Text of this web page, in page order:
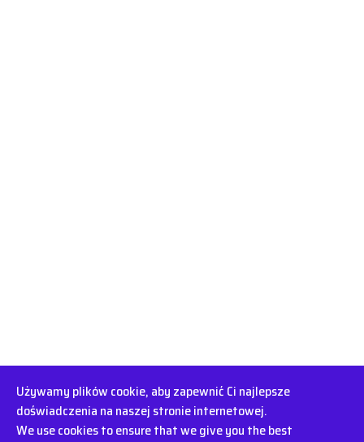
©2003-2026 iBOX | Wszystkie prawa zastrzeżone. | Designed by
ITPRODESIGN
Używamy plików cookie, aby zapewnić Ci najlepsze
doświadczenia na naszej stronie internetowej.
We use cookies to ensure that we give you the best